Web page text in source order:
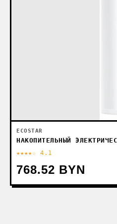
ECOSTAR
НАКОПИТЕЛЬНЫЙ
★★★★☆ 4.1
768.52 BYN